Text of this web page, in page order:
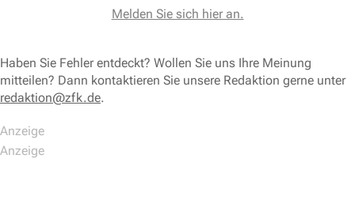
Melden Sie sich hier an.
Haben Sie Fehler entdeckt? Wollen Sie uns Ihre Meinung
mitteilen? Dann kontaktieren Sie unsere Redaktion gerne unter
redaktion@zfk.de.